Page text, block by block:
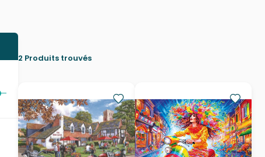
2 Produits trouvés